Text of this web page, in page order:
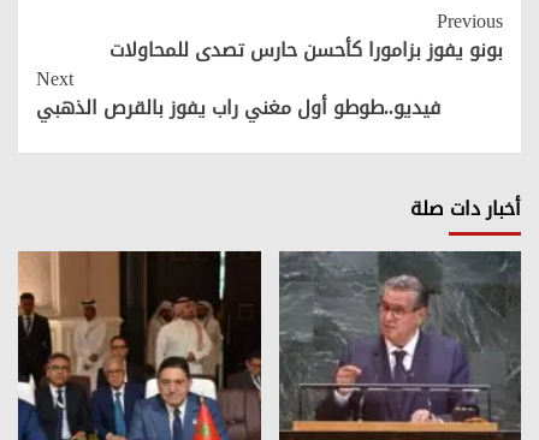
Continue
Reading
Previous
بونو يفوز بزامورا كأحسن حارس تصدى للمحاولات
Next
فيديو..طوطو أول مغني راب يفوز بالقرص الذهبي
أخبار دات صلة